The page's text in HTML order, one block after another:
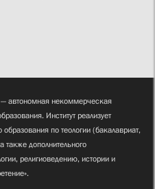
— автономная некоммерческая
Институт реализует
по теологии (бакалавриат,
также дополнительного
религиоведению, истории и